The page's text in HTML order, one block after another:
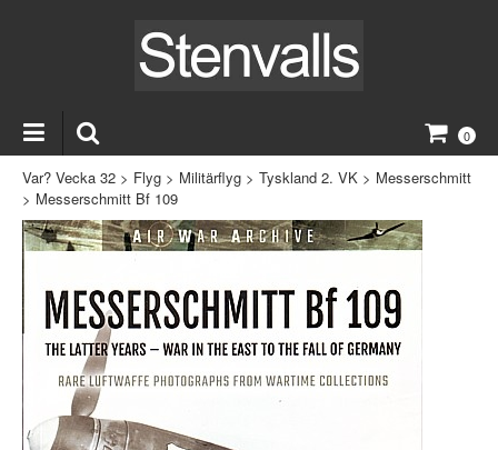
0
Var? Vecka 32 > Flyg > Militärflyg > Tyskland 2. VK > Messerschmitt
> Messerschmitt Bf 109